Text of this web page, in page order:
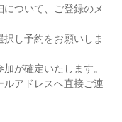
ついて、ご登録のメ
し予約をお願いしま
が確定いたします。
アドレスへ直接ご連